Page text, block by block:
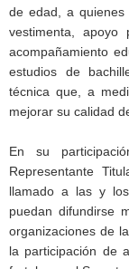
de edad, a quienes
vestimenta,
acompañamiento
estudios de
técnica que, a
mejorar su calidad
En su
Representante
llamado a las y
puedan difundirse
organizaciones de
la participación de